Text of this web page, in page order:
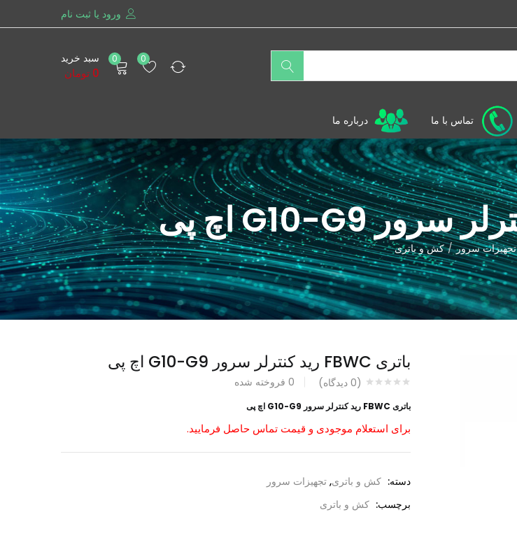
ورود یا ثبت نام
0
0 سبد خرید
0 تومان
تماس با ما درباره ما
تجهیزات سرور کش و باتری
باتری FBWC رید کنترلر سرور G10-G9 اچ پی
(
0 دیدگاه) 0 فروخته شده
باتری FBWC رید کنترلر سرور G10-G9 اچ پی
برای استعلام موجودی و قیمت تماس حاصل فرمایید.
دسته: کش و باتری, تجهیزات سرور
برچسب: کش و باتری